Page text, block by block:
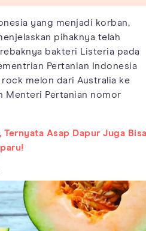
yang menjadi korban,
pihaknya telah
bakteri Listeria pada
Pertanian Indonesia
melon dari Australia ke
Menteri Pertanian nomor
Ternyata Asap Dapur Juga